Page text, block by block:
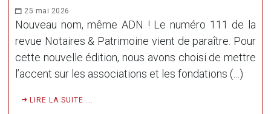
25 mai 2026
Nouveau nom, même ADN ! Le numéro 111 de la
revue Notaires & Patrimoine vient de paraître. Pour
cette nouvelle édition, nous avons choisi de mettre
l’accent sur les associations et les fondations (…)
LIRE LA SUITE ...